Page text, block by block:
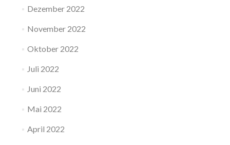
Dezember 2022
November 2022
Oktober 2022
Juli 2022
Juni 2022
Mai 2022
April 2022